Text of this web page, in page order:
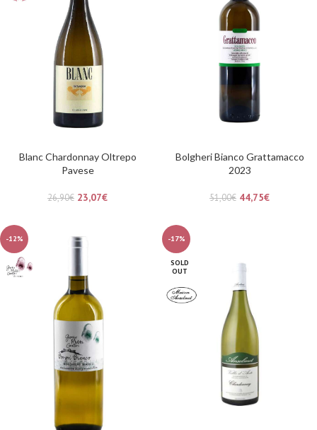
Blanc Chardonnay Oltrepo
Pavese
26,90€ 23,07€
Bolgheri Bianco Grattamacco
2023
51,00€ 44,75€
-12% -17%
SOLD
OUT